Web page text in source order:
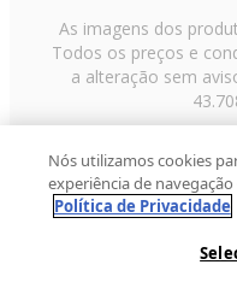
As imagens dos
Todos os preços e
a alteração sem
Paulo/SP, CEP
2013 Fast Shop -
Nós utilizamos cookies
experiência de
Política de Privacidade